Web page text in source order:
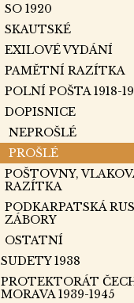
SO 1920
SKAUTSKÉ
EXILOVÉ VYDÁNÍ
PAMĚTNÍ RAZÍTKA
POLNÍ POŠTA 1918-
DOPISNICE
NEPROŠLÉ
PROŠLÉ
POŠTOVNY,
RAZÍTKA
PODKARPATSKÁ
ZÁBORY
OSTATNÍ
SUDETY 1938
PROTEKTORÁT
MORAVA 1939-1945